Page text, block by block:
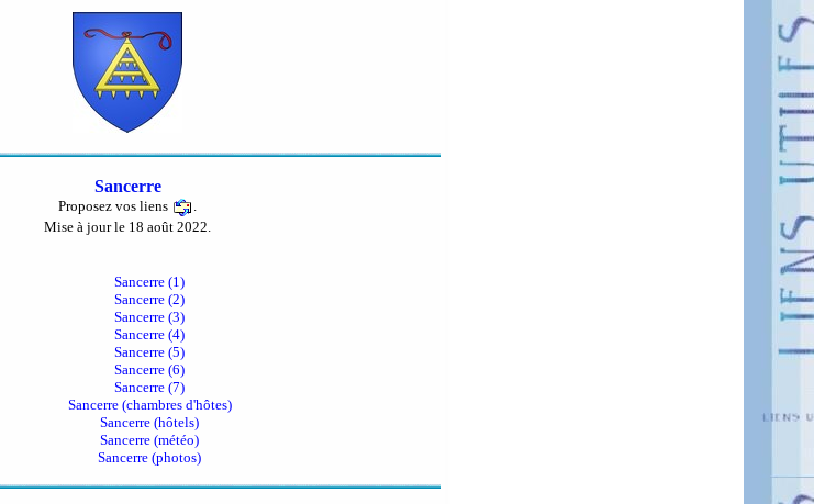
Sancerre
Proposez vos liens
Mise à jour le 18 août 2022.
Sancerre (1)
Sancerre (2)
Sancerre (3)
Sancerre (4)
Sancerre (5)
Sancerre (6)
Sancerre (7)
Sancerre (chambres d'hôtes)
Sancerre (hôtels)
Sancerre (météo)
Sancerre (photos)